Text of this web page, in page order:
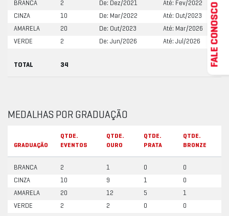
BRANCA 2 De: Dez/2021 Até: Fev/2022
CINZA 10 De: Mar/2022 Até: Out/2023
AMARELA 20 De: Out/2023 Até: Mar/2026
VERDE 2 De: Jun/2026 Até: Jul/2026
TOTAL 34
MEDALHAS POR GRADUAÇÃO
GRADUAÇÃO
QTDE.
EVENTOS
QTDE.
OURO
QTDE.
PRATA
QTDE.
BRONZE
BRANCA 2 1 0 0
CINZA 10 9 1 0
AMARELA 20 12 5 1
VERDE 2 2 0 0
FALE CONOSCO